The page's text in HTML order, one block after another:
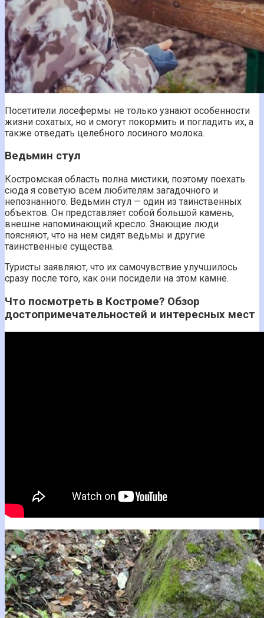
Посетители лосефермы не только узнают особенности
жизни сохатых, но и смогут покормить и погладить их, а
также отведать целебного лосиного молока.
Ведьмин стул
Костромская область полна мистики, поэтому поехать
сюда я советую всем любителям загадочного и
непознанного. Ведьмин стул — один из таинственных
объектов. Он представляет собой большой камень,
внешне напоминающий кресло. Знающие люди
поясняют, что на нем сидят ведьмы и другие
таинственные существа.
Туристы заявляют, что их самочувствие улучшилось
сразу после того, как они посидели на этом камне.
Что посмотреть в Костроме? Обзор
достопримечательностей и интересных мест